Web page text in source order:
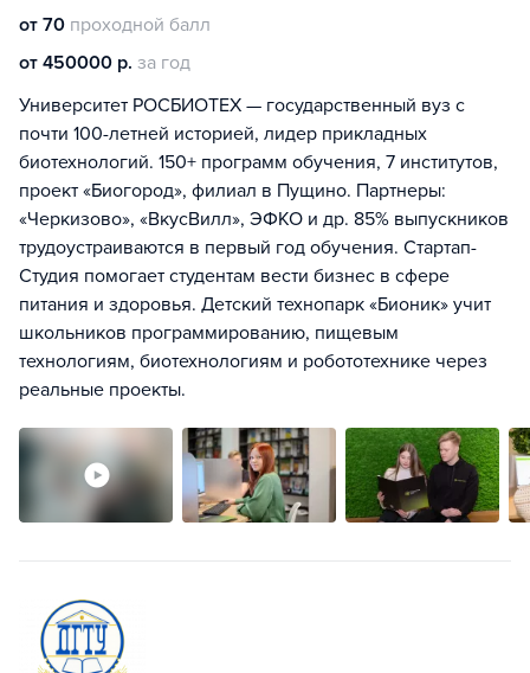
от 70 проходной балл
от 450000 р. за год
Университет РОСБИОТЕХ — государственный вуз с
почти 100-летней историей, лидер прикладных
биотехнологий. 150+ программ обучения, 7 институтов,
проект «Биогород», филиал в Пущино. Партнеры:
«Черкизово», «ВкусВилл», ЭФКО и др. 85% выпускников
трудоустраиваются в первый год обучения. Стартап-
Студия помогает студентам вести бизнес в сфере
питания и здоровья. Детский технопарк «Бионик» учит
школьников программированию, пищевым
технологиям, биотехнологиям и робототехнике через
реальные проекты.